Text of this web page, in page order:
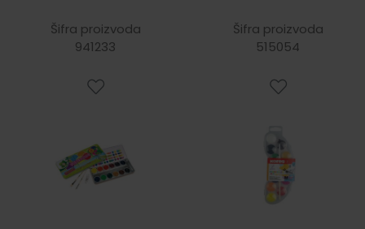
kista+bijela
tempera u
Šifra proizvoda
941233
plastičnoj kutiji
KOR30101
Šifra proizvoda
515054